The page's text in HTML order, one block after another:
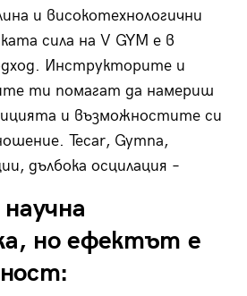
и високотехнологични
сила на V GYM е в
Инструкторите и
ти помагат да намериш
и възможностите си
Tecar, Gymna,
дълбока осцилация –
но ефектът е